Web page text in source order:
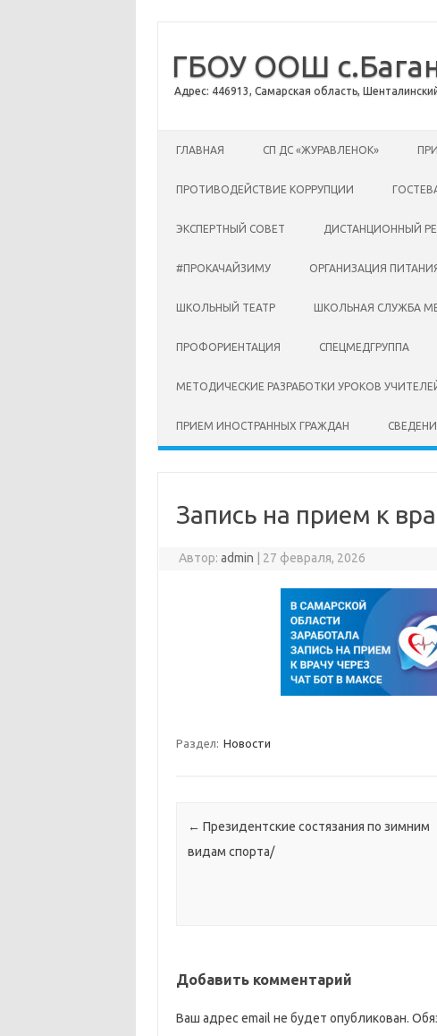
ГБОУ ООШ
Адрес: 446913, Самарская область,
ГЛАВНАЯ CП ДС «ЖУРАВЛЕНОК»
ПРОТИВОДЕЙСТВИЕ КОРРУПЦИИ
ЭКСПЕРТНЫЙ СОВЕТ ДИСТАНЦИОННЫЙ
#ПРОКАЧАЙЗИМУ ОРГАНИЗАЦИЯ
ШКОЛЬНЫЙ ТЕАТР ШКОЛЬНАЯ СЛУЖБА
ПРОФОРИЕНТАЦИЯ СПЕЦМЕДГРУППА
МЕТОДИЧЕСКИЕ РАЗРАБОТКИ УРОКОВ
ПРИЕМ ИНОСТРАННЫХ ГРАЖДАН
Запись на прием к
Автор:admin 27 февраля, 2026
Раздел: Новости
Навигация по записям
← Президентские состязания по зимним
видам спорта/
Добавить комментарий
Ваш адрес email не будет опубликован.